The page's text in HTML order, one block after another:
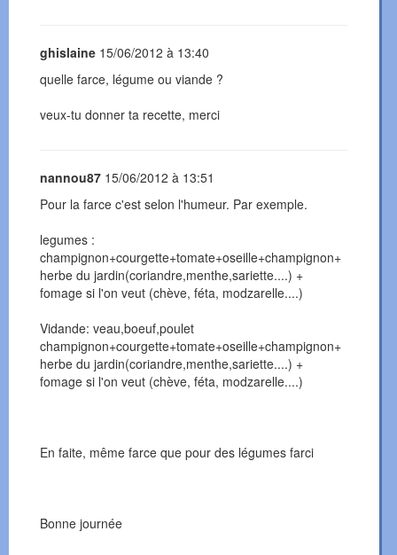
ghislaine 15/06/2012 à 13:40
quelle farce, légume ou viande ?
veux-tu donner ta recette, merci
nannou87 15/06/2012 à 13:51
Pour la farce c'est selon l'humeur. Par exemple.
legumes :
champignon+courgette+tomate+oseille+champignon+
herbe du jardin(coriandre,menthe,sariette....) +
fomage si l'on veut (chève, féta, modzarelle....)
Vidande: veau,boeuf,poulet
champignon+courgette+tomate+oseille+champignon+
herbe du jardin(coriandre,menthe,sariette....) +
fomage si l'on veut (chève, féta, modzarelle....)
En faite, même farce que pour des légumes farci
Bonne journée